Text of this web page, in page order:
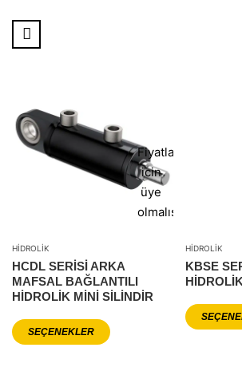
Fiyatlar
icin
üye
olmalısınız
HIDROLIK
HCDL SERISI ARKA
MAFSAL BAĞLANTILI
HIDROLIK MINI SILINDIR
SEÇENEKLER
HIDROLIK
KBSE